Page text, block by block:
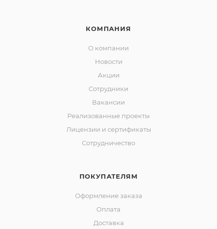
КОМПАНИЯ
О компании
Новости
Акции
Сотрудники
Вакансии
Реализованные проекты
Лицензии и сертификаты
Сотрудничество
ПОКУПАТЕЛЯМ
Оформление заказа
Оплата
Доставка